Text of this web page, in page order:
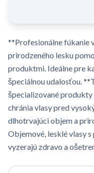
**Profesionálne fúkanie
prirodzeného lesku
produktmi. Ideálne pre
špeciálnou udalosťou.
špecializované
chránia vlasy pred
dlhotrvajúci objem a
Objemové, lesklé vlasy
vyzerajú zdravo a